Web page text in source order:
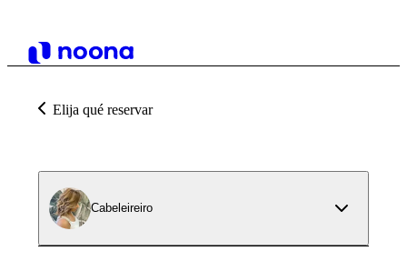
Elija qué reservar
Cabeleireiro